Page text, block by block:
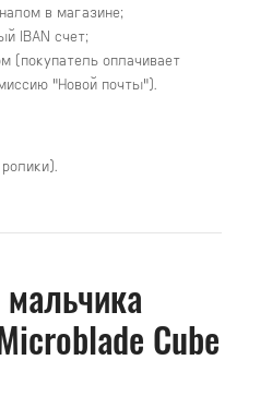
в магазине;
IBAN счет;
(покупатель оплачивает
"Новой почты").
Cube